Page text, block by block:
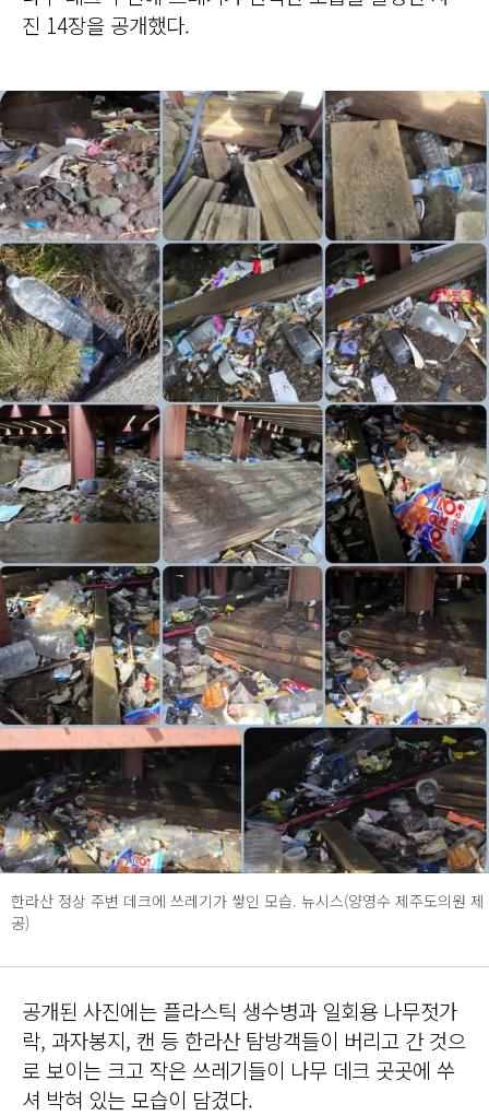
진 14장을 공개했다.
한라산 정상 주변 데크에 쓰레기가 쌓인 모습. 뉴시스(양영수 제주도의원 제
공)
공개된 사진에는 플라스틱 생수병과 일회용 나무젓가
락, 과자봉지, 캔 등 한라산 탐방객들이 버리고 간 것으
로 보이는 크고 작은 쓰레기들이 나무 데크 곳곳에 쑤
셔 박혀 있는 모습이 담겼다.